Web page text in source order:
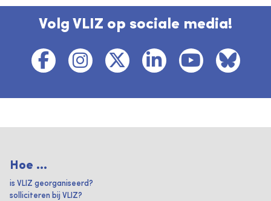
Volg VLIZ op sociale media!
Hoe ...
is VLIZ georganiseerd?
solliciteren bij VLIZ?